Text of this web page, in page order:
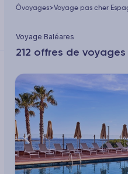
Ôvoyages>Voyage pas cher
Voyage Baléares
212 offres de